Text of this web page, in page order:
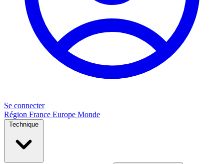
Se connecter
Région France Europe Monde
Technique